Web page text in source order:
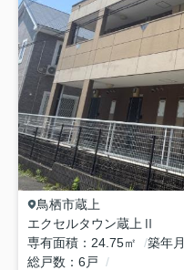
鳥栖市蔵上
エクセルタウン蔵上Ⅱ
専有面積
24.75㎡ 築年月
総戸数
6戸